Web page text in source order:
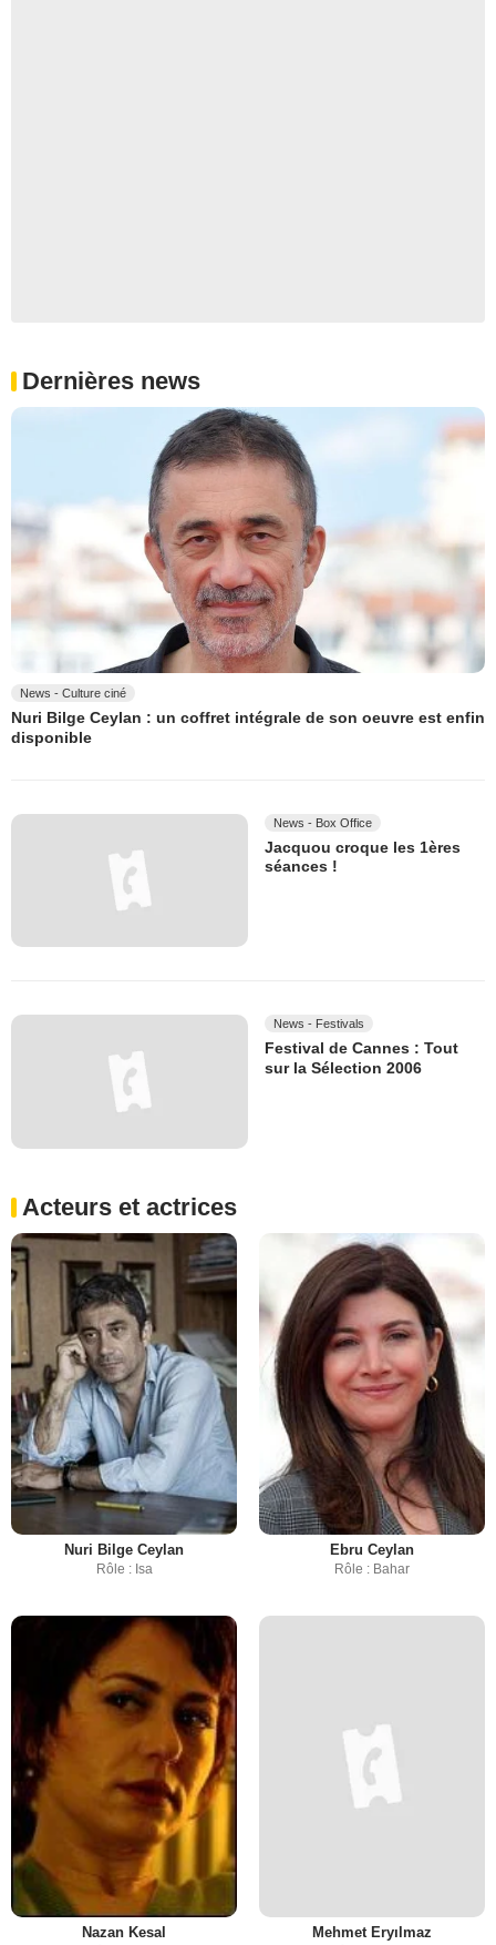
Dernières news
News - Culture ciné
Nuri Bilge Ceylan : un coffret intégrale de son oeuvre est enfin
disponible
News - Box Office
Jacquou croque les 1ères
séances !
News - Festivals
Festival de Cannes : Tout
sur la Sélection 2006
Acteurs et actrices
Nuri Bilge Ceylan
Rôle : Isa
Ebru Ceylan
Rôle : Bahar
Nazan Kesal Mehmet Eryılmaz